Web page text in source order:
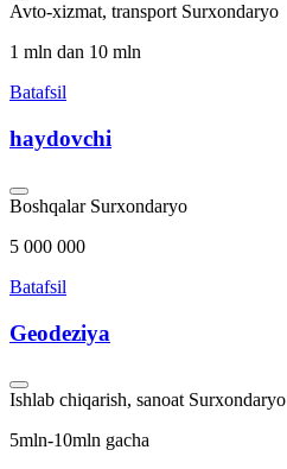
Avto-xizmat, transport Surxondaryo
1 mln dan 10 mln
Batafsil
haydovchi
Boshqalar Surxondaryo
5 000 000
Batafsil
Geodeziya
Ishlab chiqarish, sanoat Surxondaryo
5mln-10mln gacha